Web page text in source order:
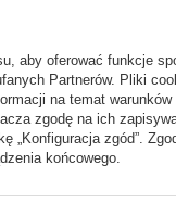
aby oferować funkcje
Partnerów. Pliki
na temat
zgodę na ich
„Konfiguracja zgód”.
końcowego.